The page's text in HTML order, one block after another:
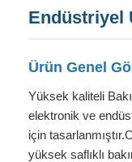
Endüstriyel
Ürün Genel
Yüksek kaliteli
elektronik ve
için
yüksek saflıklı